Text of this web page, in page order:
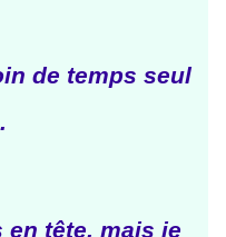
de temps seul
tête, mais je